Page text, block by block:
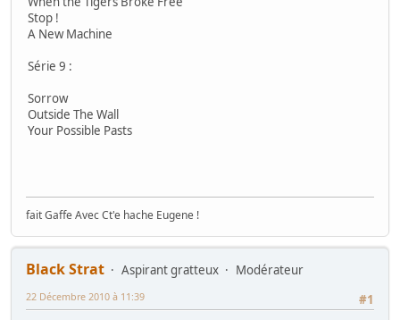
Stop !
A New Machine
Série 9 :
Sorrow
Outside The Wall
Your Possible Pasts
fait Gaffe Avec Ct'e hache Eugene !
Black Strat Aspirant gratteux
Modérateur
#1
22 Décembre 2010 à 11:39